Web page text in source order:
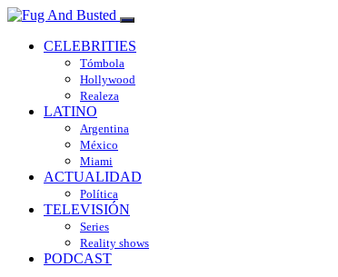
CELEBRITIES
Tómbola
Hollywood
Realeza
LATINO
Argentina
México
Miami
ACTUALIDAD
Política
TELEVISIÓN
Series
Reality shows
PODCAST